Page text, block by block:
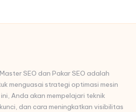
SEO dan Pakar SEO adalah
menguasai strategi optimasi mesin
Anda akan mempelajari teknik
dan cara meningkatkan visibilitas